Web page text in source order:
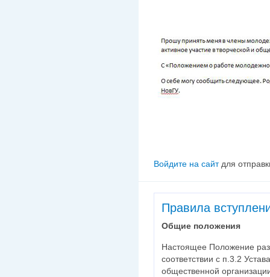
Войдите на сайтдля
Правила
Общие положения
Настоящее Положение
соответствии с п.3.2
общественной